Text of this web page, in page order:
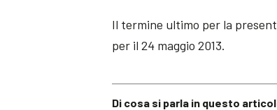
Di cosa si parla in questo
Il termine ultimo per la
per il 24 maggio 2013.